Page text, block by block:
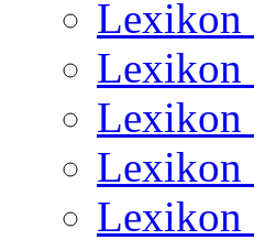
Lexikon
Lexikon
Lexikon
Lexikon
Lexikon